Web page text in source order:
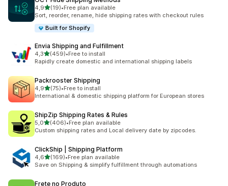
4,9z 5 hvězd
(19)
Celkový počet recenzí: 19
•Free plan available
Sort, reorder, rename, hide shipping rates with checkout rules
Built for Shopify
Envia Shipping and Fulfillment
4,3z 5 hvězd
(459)
Celkový počet recenzí: 459
•Free to install
Rapidly create domestic and international shipping labels
Packrooster Shipping
4,9z 5 hvězd
(75)
Celkový počet recenzí: 75
•Free to install
International & domestic shipping platform for European stores
ShipZip Shipping Rates & Rules
5,0z 5 hvězd
(406)
Celkový počet recenzí: 406
•Free plan available
Custom shipping rates and Local delivery date by zipcodes.
ClickShip | Shipping Platform
4,6z 5 hvězd
(169)
Celkový počet recenzí: 169
•Free plan available
Save on Shipping & simplify fulfillment through automations
Frete no Produto